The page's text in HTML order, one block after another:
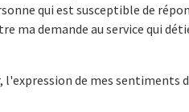
qui est susceptible de
ma demande au service qui
l'expression de mes sentiments